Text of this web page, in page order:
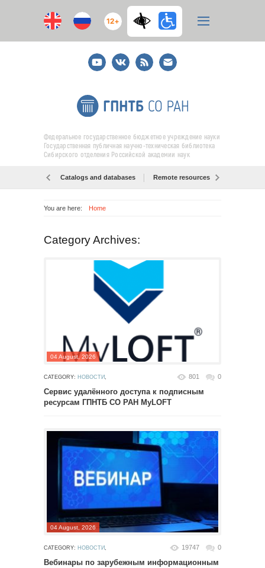
12+
YoutubeВКонтакте
RSS
E-
mail
подписка
Федеральное государственное бюджетное учреждение науки
Государственная публичная научно-техническая библиотека
Сибирского отделения Российской академии наук
Catalogs and databases Remote resources
You are here: Home
Category Archives:
04 August, 2026
CATEGORY: НОВОСТИ, 801 0
Сервис удалённого доступа к подписным
ресурсам ГПНТБ СО РАН MyLOFT
04 August, 2026
CATEGORY: НОВОСТИ, 19747 0
Вебинары по зарубежным информационным